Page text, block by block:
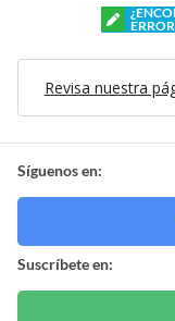
Revisa nuestra
Síguenos en:
Suscríbete en: